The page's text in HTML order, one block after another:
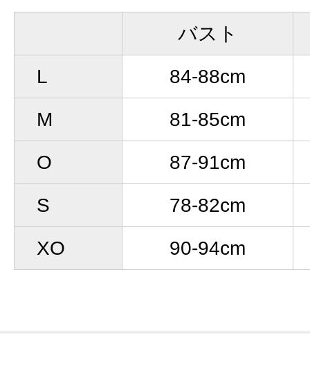
バスト
L
84-88cm
M
81-85cm
O
87-91cm
S
78-82cm
XO
90-94cm